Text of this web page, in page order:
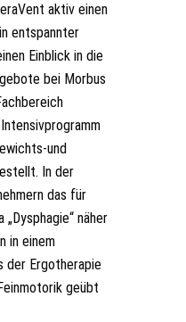
aktiv einen
entspannter
Einblick in die
bei Morbus
und
In der
das für
näher
in einem
der Ergotherapie
geübt